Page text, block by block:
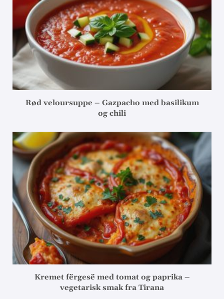
Rød veloursuppe – Gazpacho med basilikum
og chili
Kremet fërgesë med tomat og paprika –
vegetarisk smak fra Tirana